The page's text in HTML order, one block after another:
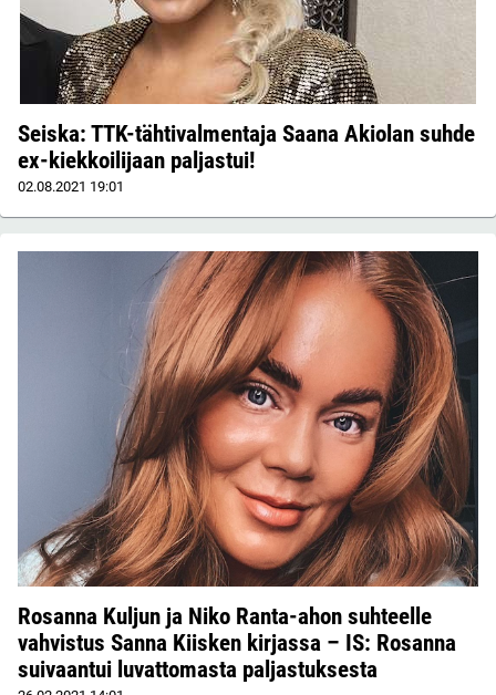
Seiska: TTK-tähtivalmentaja Saana Akiolan suhde
ex-kiekkoilijaan paljastui!
02.08.2021 19:01
Rosanna Kuljun ja Niko Ranta-ahon suhteelle
vahvistus Sanna Kiisken kirjassa – IS: Rosanna
suivaantui luvattomasta paljastuksesta